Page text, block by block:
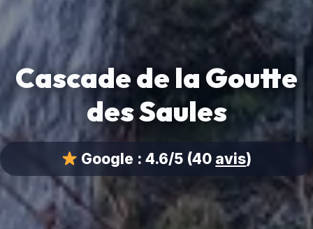
Cascade de la Goutte
des Saules
Google :4.6/5 (40 avis)